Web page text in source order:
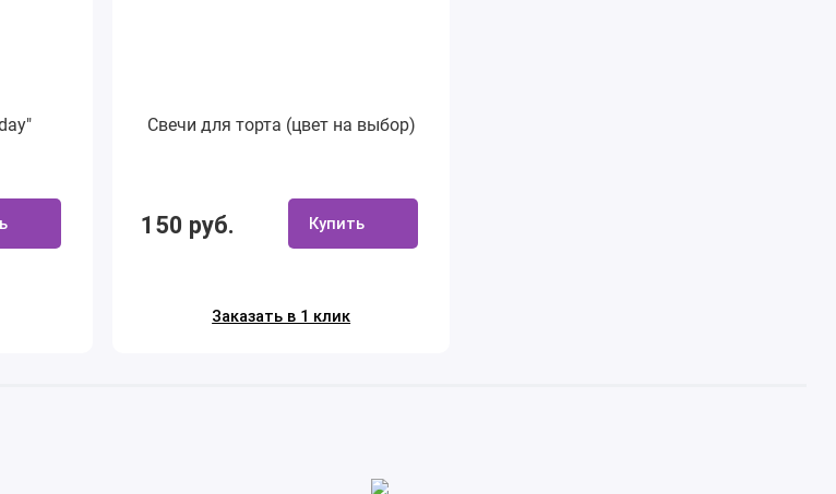
Свечи для торта (цвет на выбор)
150 руб. Купить
Заказать в 1 клик